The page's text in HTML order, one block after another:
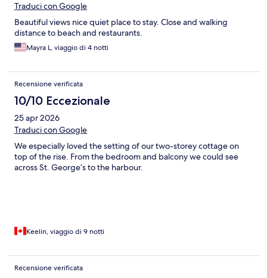
Traduci con Google
Beautiful views nice quiet place to stay. Close and walking
distance to beach and restaurants.
Mayra L, viaggio di 4 notti
Recensione verificata
10/10 Eccezionale
25 apr 2026
Traduci con Google
We especially loved the setting of our two-storey cottage on
top of the rise. From the bedroom and balcony we could see
across St. George’s to the harbour.
Keelin, viaggio di 9 notti
Recensione verificata